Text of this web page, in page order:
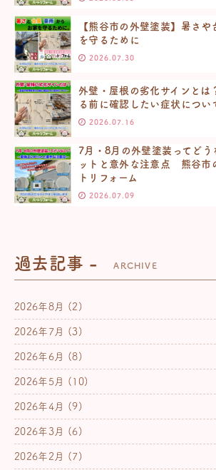
【熊谷市の外壁塗装】暑さ
を守るために
2026.07.30
外壁・屋根の劣化サインとは
る前に確認したい症状につい
2026.07.16
7月・8月の外壁塗装ってどう
ットと意外な注意点 熊谷市
トリフォーム
2026.07.09
過去記事 - ARCHIVE
2026年8月 (2)
2026年7月 (3)
2026年6月 (8)
2026年5月 (10)
2026年4月 (9)
2026年3月 (6)
2026年2月 (7)